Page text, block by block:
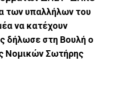
των υπαλλήλων του
να κατέχουν
δήλωσε στη Βουλή ο
Νομικών Σωτήρης